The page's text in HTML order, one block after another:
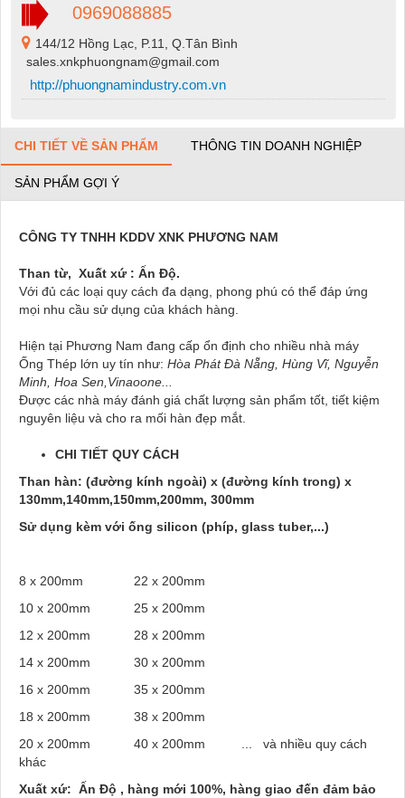
0969088885
144/12 Hồng Lạc, P.11, Q.Tân Bình
sales.xnkphuongnam@gmail.com
http://phuongnamindustry.com.vn
CHI TIẾT VỀ SẢN PHẨM THÔNG TIN DOANH NGHIỆP
SẢN PHẨM GỢI Ý
CÔNG TY TNHH KDDV XNK PHƯƠNG NAM
Than từ, Xuất xứ : Ấn Độ.
Với đủ các loại quy cách đa dạng, phong phú có thể đáp ứng
mọi nhu cầu sử dụng của khách hàng.
Hiện tại Phương Nam đang cấp ổn định cho nhiều nhà máy
Ống Thép lớn uy tín như: Hòa Phát Đà Nẵng, Hùng Vĩ, Nguyễn
Minh, Hoa Sen,Vinaoone...
Được các nhà máy đánh giá chất lượng sản phẩm tốt, tiết kiệm
nguyên liệu và cho ra mối hàn đẹp mắt.
CHI TIẾT QUY CÁCH
Than hàn: (đường kính ngoài) x (đường kính trong) x
130mm,140mm,150mm,200mm, 300mm
Sử dụng kèm với ống silicon (phíp, glass tuber,...)
8 x 200mm 22 x 200mm
10 x 200mm 25 x 200mm
12 x 200mm 28 x 200mm
14 x 200mm 30 x 200mm
16 x 200mm 35 x 200mm
18 x 200mm 38 x 200mm
20 x 200mm 40 x 200mm ... và nhiều quy cách
khác
Xuất xứ: Ấn Độ , hàng mới 100%, hàng giao đến đảm bảo